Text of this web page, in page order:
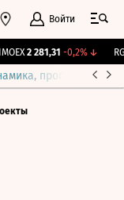
Войти
IMOEX 2 281,31 -0,2%↓
прогнозы